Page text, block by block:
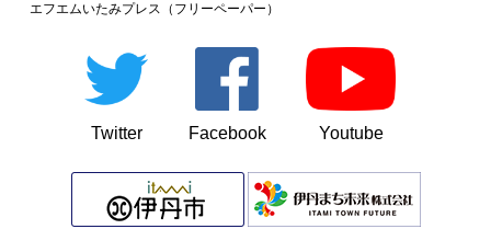
エフエムいたみプレス（フリーペーパー）
Twitter Facebook Youtube